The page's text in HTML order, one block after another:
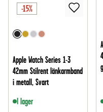
-15%
Apple Watch Series 1-3
42mm Stilrent länkarmband
i metall, Svart
I lager